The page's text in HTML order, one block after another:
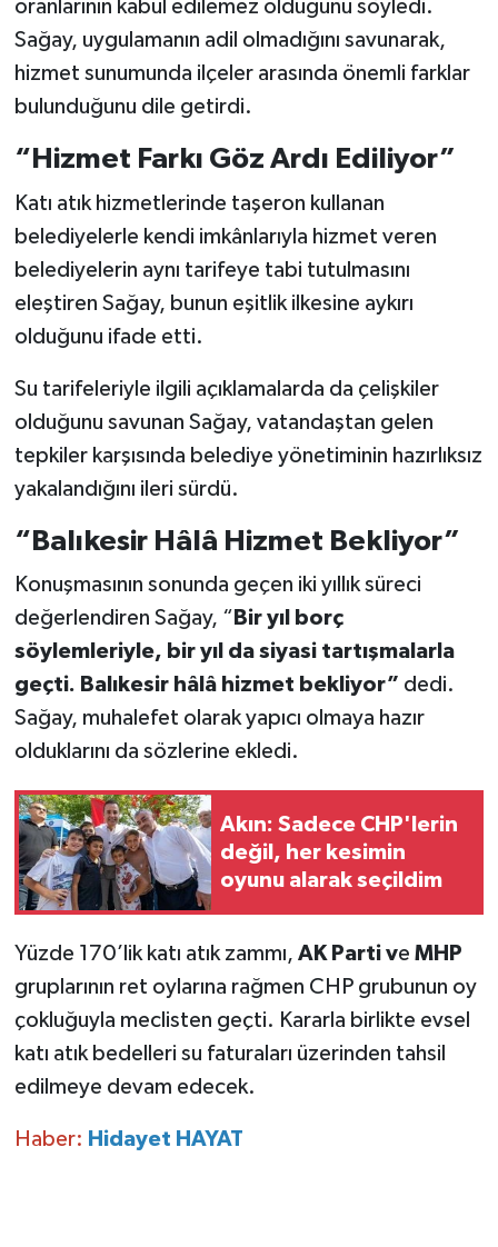
oranlarının kabul edilemez olduğunu söyledi.
Sağay, uygulamanın adil olmadığını savunarak,
hizmet sunumunda ilçeler arasında önemli farklar
bulunduğunu dile getirdi.
“Hizmet Farkı Göz Ardı Ediliyor”
Katı atık hizmetlerinde taşeron kullanan
belediyelerle kendi imkânlarıyla hizmet veren
belediyelerin aynı tarifeye tabi tutulmasını
eleştiren Sağay, bunun eşitlik ilkesine aykırı
olduğunu ifade etti.
Su tarifeleriyle ilgili açıklamalarda da çelişkiler
olduğunu savunan Sağay, vatandaştan gelen
tepkiler karşısında belediye yönetiminin hazırlıksız
yakalandığını ileri sürdü.
“Balıkesir Hâlâ Hizmet Bekliyor”
Konuşmasının sonunda geçen iki yıllık süreci
değerlendiren Sağay, “ Bir yıl borç
söylemleriyle, bir yıl da siyasi tartışmalarla
geçti. Balıkesir hâlâ hizmet bekliyor” dedi.
Sağay, muhalefet olarak yapıcı olmaya hazır
olduklarını da sözlerine ekledi.
Akın: Sadece CHP'lerin
değil, her kesimin
oyunu alarak seçildim
Yüzde 170’lik katı atık zammı, AK Parti ve MHP
gruplarının ret oylarına rağmen CHP grubunun oy
çokluğuyla meclisten geçti. Kararla birlikte evsel
katı atık bedelleri su faturaları üzerinden tahsil
edilmeye devam edecek.
Haber: Hidayet HAYAT